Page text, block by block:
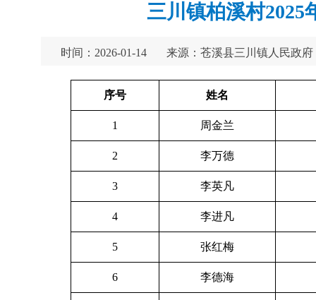
三川镇柏溪村2025
时间：2026-01-14 来源：苍溪县三川镇人民政府
序号 姓名
1 周金兰
2 李万德
3 李英凡
4 李进凡
5 张红梅
6 李德海